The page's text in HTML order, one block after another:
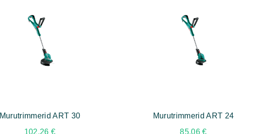
Murutrimmerid ART 30
102,26 €
Murutrimmerid ART 24
85,06€